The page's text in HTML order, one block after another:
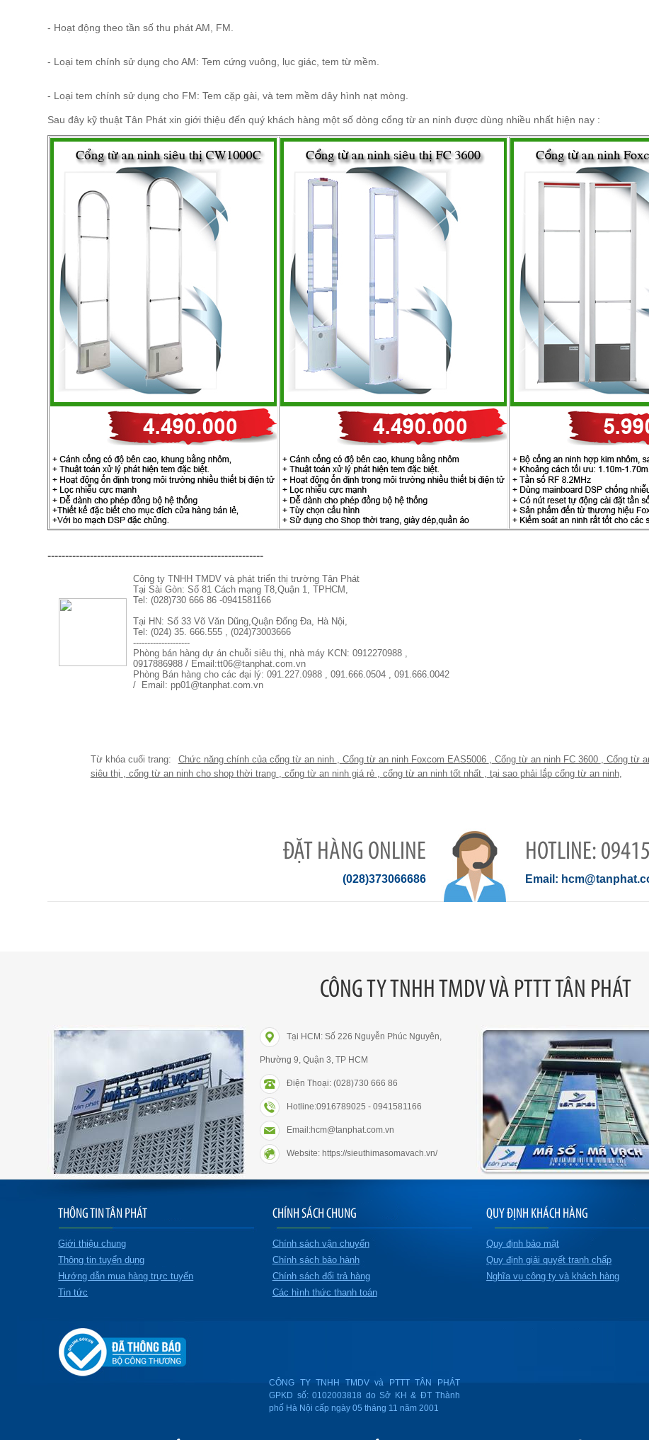
- Hoạt động theo tần số thu phát AM, FM.
- Loại tem chính sử dụng cho AM: Tem cứng vuông, lục giác, tem từ mềm.
- Loại tem chính sử dụng cho FM: Tem cặp gài, và tem mềm dây hình nạt mòng.
Sau đây kỹ thuật Tân Phát xin giới thiệu đến quý khách hàng một số dòng cổng từ an ninh được dùng nhiều nhất hiện nay :
-------------------------------------------------------------
Công ty TNHH TMDV và phát triển thị trường Tân Phát
Tại Sài Gòn: Số 81 Cách mạng T8,Quận 1, TPHCM,
Tel: (028)730 666 86 -0941581166
Tại HN: Số 33 Võ Văn Dũng,Quận Đống Đa, Hà Nội,
Tel: (024) 35. 666.555 , (024)73003666
--------------------
Phòng bán hàng dự án chuỗi siêu thị, nhà máy KCN: 0912270988 ,
0917886988 / Email:tt06@tanphat.com.vn
Phòng Bán hàng cho các đại lý: 091.227.0988 , 091.666.0504 , 091.666.0042
/ Email: pp01@tanphat.com.vn
Chức năng chính của cổng từ an ninh , Cổng từ an ninh Foxcom EAS5006 , Cổng từ an ninh FC 3600 , Cổng từ
siêu thị , cổng từ an ninh cho shop thời trang , cổng từ an ninh giá rẻ , cổng từ an ninh tốt nhất , tại sao phải lắp cổng từ an ninh,
ĐẶT HÀNG ONLINE
(028)373066686
CÔNG TY TNHH TMDV VÀ PTTT TÂN PHÁT
Tại HCM: Số 226 Nguyễn Phúc Nguyên,
Phường 9, Quận 3, TP HCM
Điện Thoại: (028)730 666 86
Hotline:0916789025 - 0941581166
Email:hcm@tanphat.com.vn
Website: https://sieuthimasomavach.vn/
THÔNG TIN TÂN PHÁT
Giới thiệu chung
Thông tin tuyển dụng
Hướng dẫn mua hàng trực tuyến
Tin tức
CHÍNH SÁCH CHUNG
Chính sách vận chuyển
Chính sách bảo hành
Chính sách đổi trả hàng
Các hình thức thanh toán
QUY ĐỊNH KHÁCH HÀNG
Quy định bảo mật
Quy định giải quyết tranh chấp
Nghĩa vụ công ty và khách hàng
CÔNG TY TNHH TMDV và PTTT TÂN PHÁT
GPKD số: 0102003818 do Sở KH & ĐT Thành
phố Hà Nội cấp ngày 05 tháng 11 năm 2001